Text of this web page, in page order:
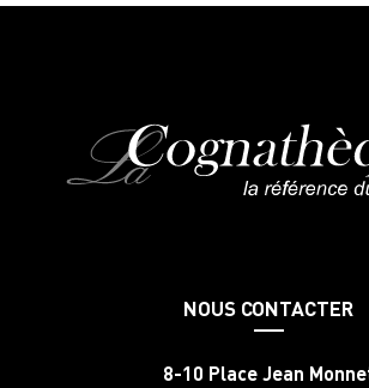
NOUS CONTACTER
8-10 Place Jean